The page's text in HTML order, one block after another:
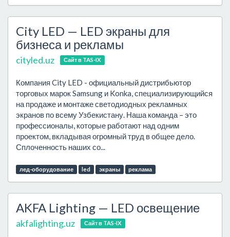
City LED — LED экраны для
бизнеса и рекламы
cityled.uz Сайт в TAS-IX
Компания City LED - официальный дистрибьютор
торговых марок Samsung и Konka, специализирующийся
на продаже и монтаже светодиодных рекламных
экранов по всему Узбекистану. Наша команда – это
профессионалы, которые работают над одним
проектом, вкладывая огромный труд в общее дело.
Сплоченность наших со...
лед-оборудование led экраны реклама
AKFA Lighting — LED освещение
akfalighting.uz Сайт в TAS-IX